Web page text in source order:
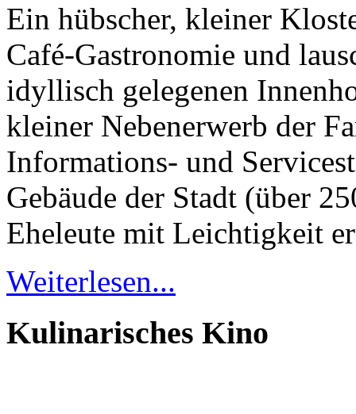
Ein hübscher, kleiner
Café-Gastronomie und
idyllisch gelegenen
kleiner Nebenerwerb der
Informations- und
Gebäude der Stadt (über
Eheleute mit Leichtigkeit
Weiterlesen...
Kulinarisches Kino